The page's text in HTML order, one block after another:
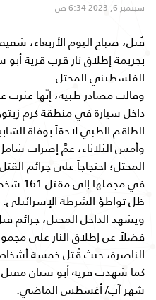
سبتمبر 6, 2023 6:34 ص
قُتل، صباح اليوم الأربعاء،
بجريمة إطلاق نار قرب قرية
الفلسطيني المحتل.
وقالت مصادر طبية، إنّها
داخل سيارة في منطقة كرم
الطاقم الطبي لاحقاً بوفاة
وأمس الثلاثاء، عمَّ إضراب
المحتل؛ احتجاجاً على جرائم
في
ظل تواطؤ الشرطة الإسرائيلي.
ويشهد الداخل المحتل، جرائم
فضلاً عن إطلاق النار على
الناصرة، حيث قُتل خمسة
كما شهدت قرية أبو سنان
شهر آب/ أغسطس الماضي.